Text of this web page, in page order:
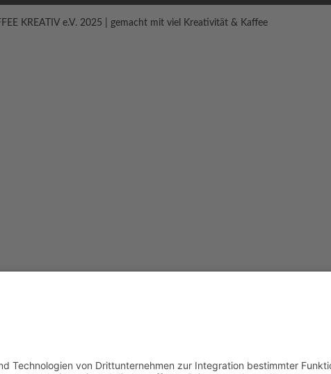
KREATIV e.V. 2025 | gemacht mit viel Kreativität & Kaffee